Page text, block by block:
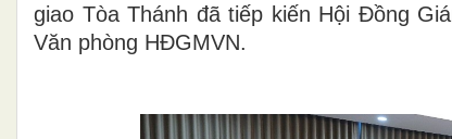
giao Tòa Thánh đã tiếp kiến Hội Đồng
Văn phòng HĐGMVN.